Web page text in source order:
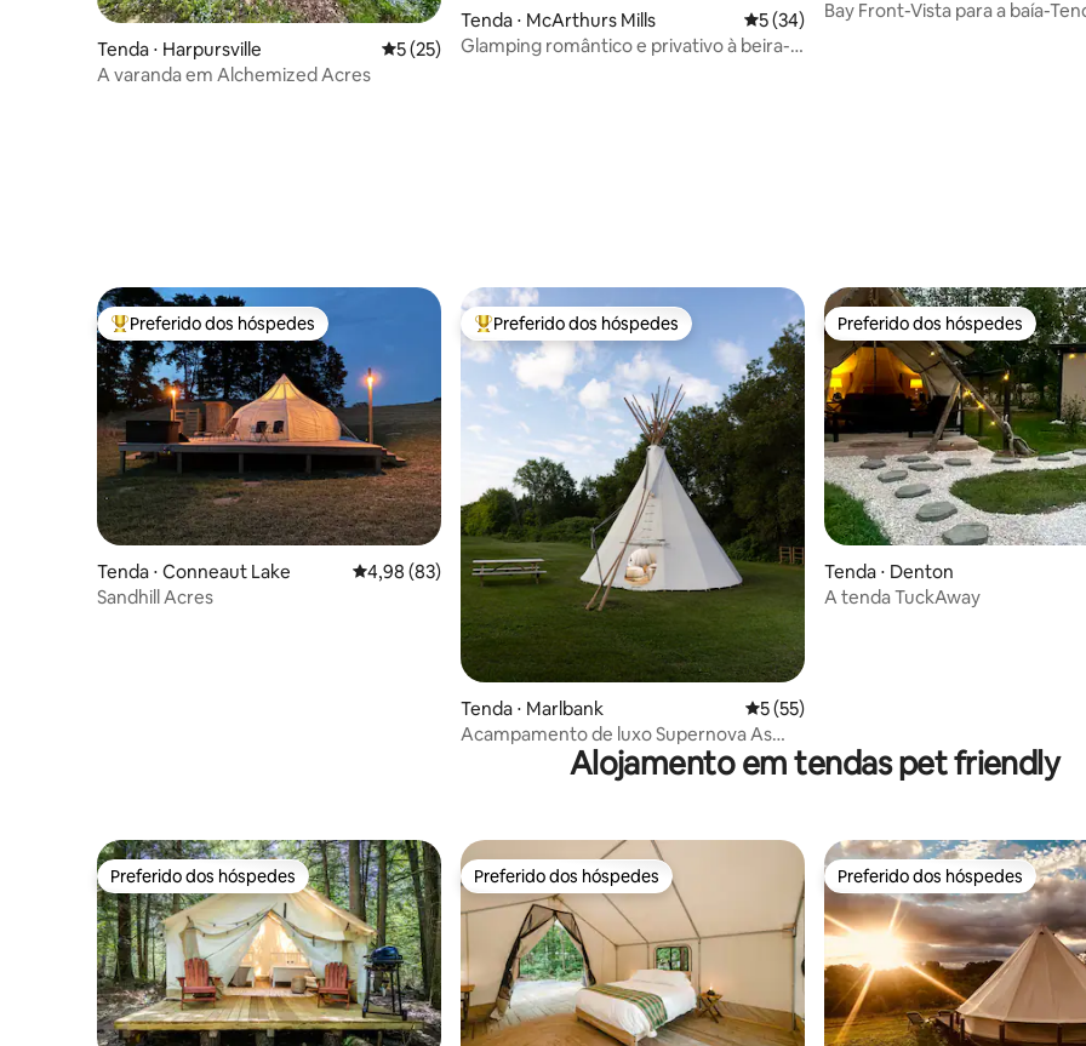
Tenda ⋅ Harpursville 5 de uma avaliação média de 5, 25 avaliações
5 (25)
A varanda em Alchemized Acres
Tenda ⋅ McArthurs Mills 5 de uma avaliação média de 5, 34
5 (34)
Glamping romântico e privativo à beira-
Bay Front-Vista para a baía-
Entre os melhores preferidos dos hóspedes
Preferido dos hóspedes
Tenda ⋅ Conneaut Lake 4,98 de uma avaliação média de 5, 83 avaliações
4,98 (83)
Sandhill Acres
Entre os melhores preferidos dos hóspedes
Preferido dos hóspedes
Tenda ⋅ Marlbank 5 de uma avaliação média de 5, 55
5 (55)
Acampamento de luxo Supernova As
Preferido dos hóspedes
Preferido dos hóspedes
Tenda ⋅ Denton
A tenda TuckAway
Alojamento em tendas pet friendly
Preferido dos hóspedes
Preferido dos hóspedes Preferido dos hóspedes
Preferido dos hóspedes Preferido dos hóspedes
Preferido dos hóspedes